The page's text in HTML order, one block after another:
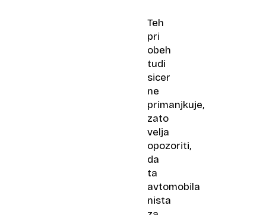
Teh
pri
obeh
tudi
sicer
ne
primanjkuje,
zato
velja
opozoriti,
da
ta
avtomobila
nista